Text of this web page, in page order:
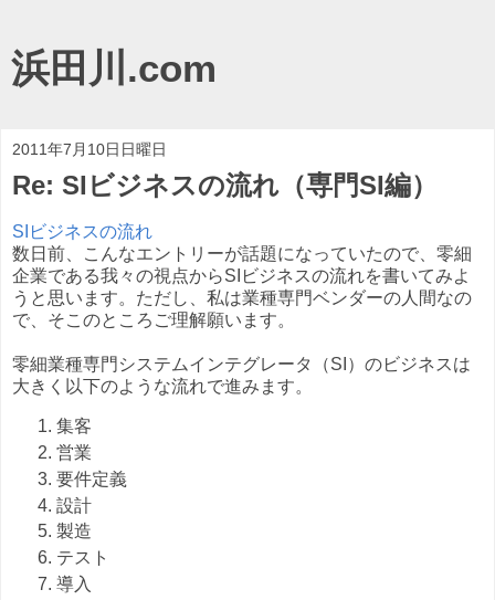
浜田川.com
2011年7月10日日曜日
Re: SIビジネスの流れ（専門SI編）
SIビジネスの流れ
数日前、こんなエントリーが話題になっていたので、零細
企業である我々の視点からSIビジネスの流れを書いてみよ
うと思います。ただし、私は業種専門ベンダーの人間なの
で、そこのところご理解願います。
零細業種専門システムインテグレータ（SI）のビジネスは
大きく以下のような流れで進みます。
集客
営業
要件定義
設計
製造
テスト
導入